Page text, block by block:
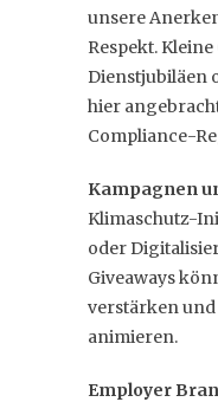
unsere
Respekt.
Dienstjubiläen
hier
Compliance-
Kampagnen
Klimaschutz-
oder
Giveaways
verstärken
animieren.
Employer